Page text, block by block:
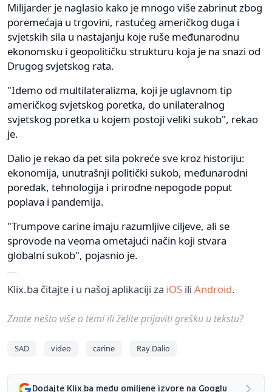
Milijarder je naglasio kako je mnogo više zabrinut zbog
poremećaja u trgovini, rastućeg američkog duga i
svjetskih sila u nastajanju koje ruše međunarodnu
ekonomsku i geopolitičku strukturu koja je na snazi od
Drugog svjetskog rata.
"Idemo od multilateralizma, koji je uglavnom tip
američkog svjetskog poretka, do unilateralnog
svjetskog poretka u kojem postoji veliki sukob", rekao
je.
Dalio je rekao da pet sila pokreće sve kroz historiju:
ekonomija, unutrašnji politički sukob, međunarodni
poredak, tehnologija i prirodne nepogode poput
poplava i pandemija.
"Trumpove carine imaju razumljive ciljeve, ali se
sprovode na veoma ometajući način koji stvara
globalni sukob", pojasnio je.
Klix.ba čitajte i u našoj aplikaciji za iOS ili Android.
Znate nešto više o temi ili želite prijaviti grešku u tekstu?
SAD video carine Ray Dalio
Dodajte Klix.ba među omiljene izvore na Googlu